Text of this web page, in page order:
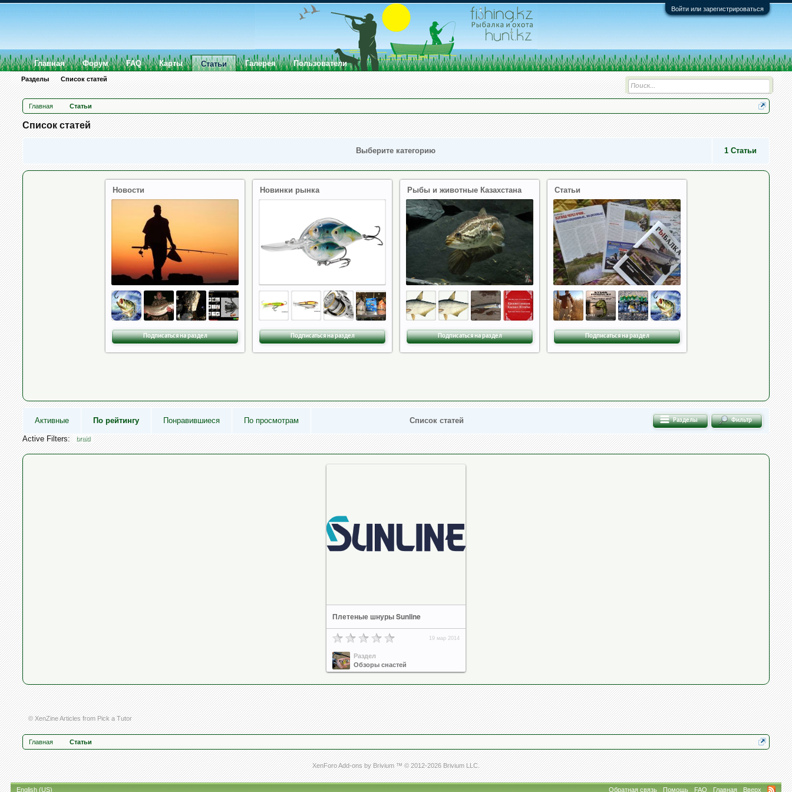
Войти или зарегистрироваться
Главная Статьи
Список статей
Выберите категорию 1Статьи
Новости
Подписаться на раздел
Новинки рынка
Подписаться на раздел
Рыбы и животные Казахстана
Подписаться на раздел
Статьи
Подписаться на раздел
Активные По рейтингу Понравившиеся По просмотрам Список статей Разделы Фильтр
Active Filters: braid
Плетеные шнуры Sunline
19 мар 2014
Раздел
Обзоры снастей
© XenZineArticlesfromPick a Tutor
Главная Статьи
XenForo Add-ons by Brivium ™ © 2012-2026 Brivium LLC.
Главная Форум FAQ Карты Статьи
Разделы Список статей
Галерея Пользователи
English (US) Обратная связь Помощь FAQ Главная Вверх